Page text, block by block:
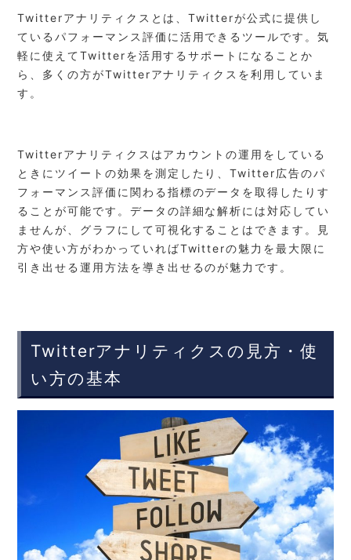
Twitterアナリティクスとは 、Twitterが公式に提供し
ているパフォーマンス評価に活用できるツールです。気
軽に使えてTwitterを活用するサポートになることか
ら、多くの方がTwitterアナリティクスを利用していま
す。
Twitterアナリティクスはアカウントの運用をしている
ときにツイートの効果を測定したり、Twitter広告のパ
フォーマンス評価に関わる指標のデータを取得したりす
ることが可能です。データの詳細な解析には対応してい
ませんが、グラフにして可視化することはできます。見
方や使い方がわかっていればTwitterの魅力を最大限に
引き出せる運用方法を導き出せるのが魅力です。
Twitterアナリティクスの見方・使
い方の基本